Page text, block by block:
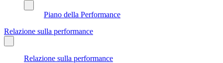
Piano della Performance
Relazione sulla performance
Relazione sulla performance